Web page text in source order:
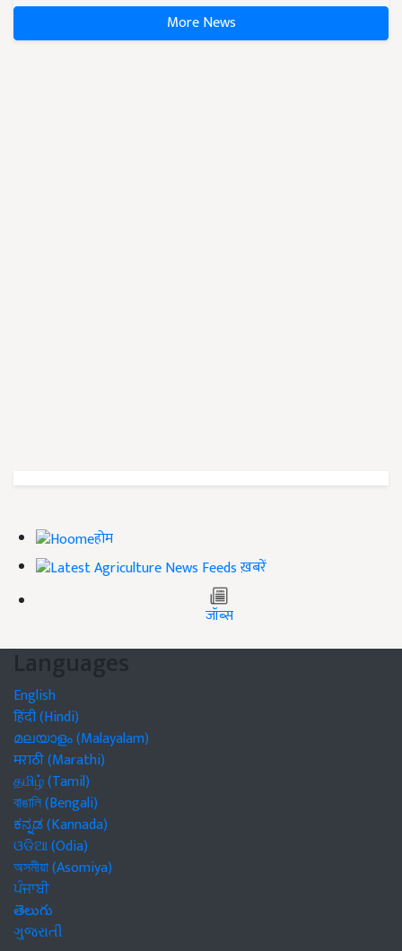
More News
होम
ख़बरें
जॉब्स
Languages
English
हिंदी (Hindi)
മലയാളം (Malayalam)
मराठी (Marathi)
தமிழ் (Tamil)
বাঙালি (Bengali)
ಕನ್ನಡ (Kannada)
ଓଡିଆ (Odia)
অসমীয়া (Asomiya)
ਪੰਜਾਬੀ
తెలుగు
ગુજરાતી